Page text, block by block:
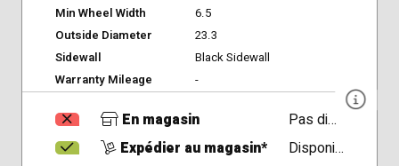
Min Wheel Width
6.5
Outside Diameter
23.3
Sidewall
Black Sidewall
Warranty Mileage
-
En magasin
Pas disponible
Expédier au magasin*
Disponible